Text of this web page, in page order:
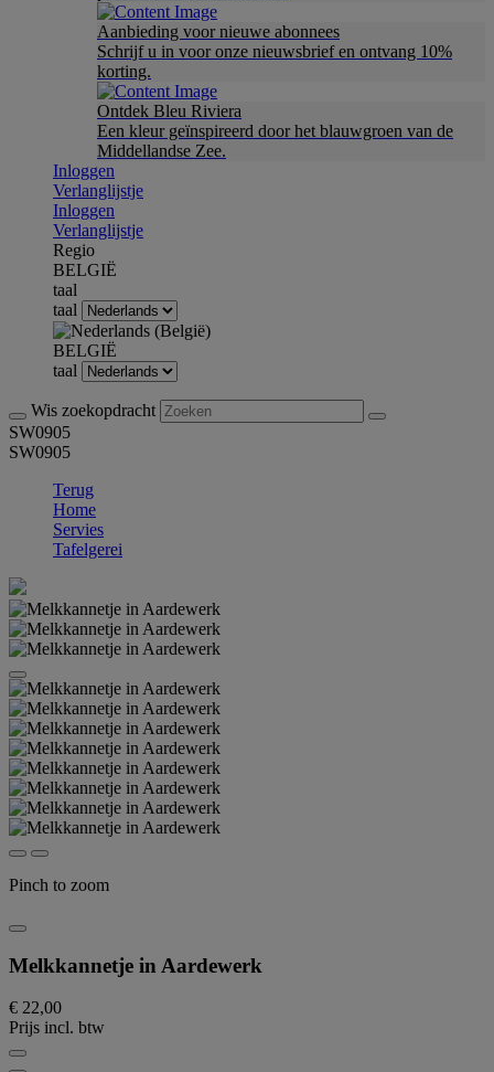
Aanbieding voor nieuwe abonnees
Schrijf u in voor onze nieuwsbrief en ontvang 10%
korting.
Ontdek Bleu Riviera
Een kleur geïnspireerd door het blauwgroen van de
Middellandse Zee.
Inloggen
Verlanglijstje
Inloggen
Verlanglijstje
Regio
BELGIË
taal
taal
BELGIË
taal
Wis zoekopdracht
SW0905
SW0905
Terug
Home
Servies
Tafelgerei
Pinch to zoom
Melkkannetje in Aardewerk
€ 22,00
Prijs incl. btw